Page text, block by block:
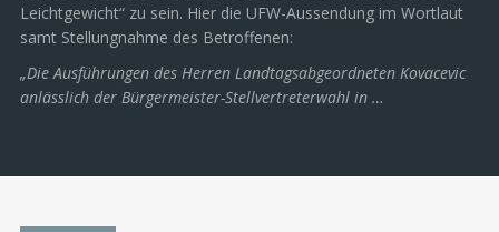
Leichtgewicht“ zu sein. Hier die UFW-Aussendung im Wortlaut
samt Stellungnahme des Betroffenen:
„Die Ausführungen des Herren Landtagsabgeordneten Kovacevic
anlässlich der Bürgermeister-Stellvertreterwahl in …